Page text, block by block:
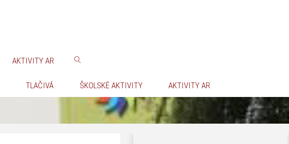
AKTIVITY AR
TLAČIVÁ ŠKOLSKÉ AKTIVITY AKTIVITY AR